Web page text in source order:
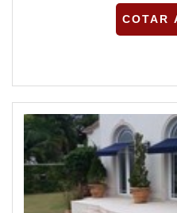
COTAR